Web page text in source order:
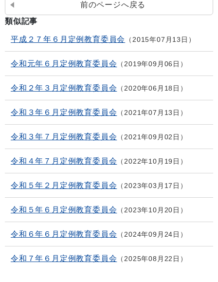
前のページへ戻る
類似記事
平成２７年６月定例教育委員会 2015年07月13日
令和元年６月定例教育委員会 2019年09月06日
令和２年３月定例教育委員会 2020年06月18日
令和３年６月定例教育委員会 2021年07月13日
令和３年７月定例教育委員会 2021年09月02日
令和４年７月定例教育委員会 2022年10月19日
令和５年２月定例教育委員会 2023年03月17日
令和５年６月定例教育委員会 2023年10月20日
令和６年６月定例教育委員会 2024年09月24日
令和７年６月定例教育委員会 2025年08月22日